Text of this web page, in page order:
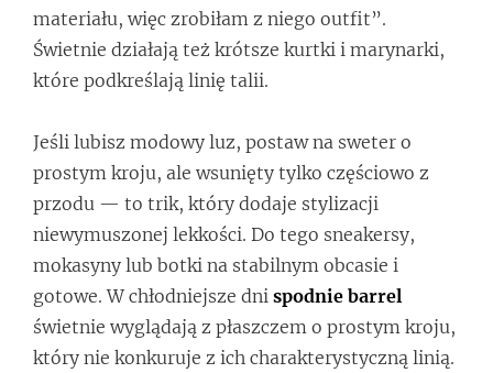
materiału, więc zrobiłam z niego outfit”.
Świetnie działają też krótsze kurtki i marynarki,
które podkreślają linię talii.
Jeśli lubisz modowy luz, postaw na sweter o
prostym kroju, ale wsunięty tylko częściowo z
przodu — to trik, który dodaje stylizacji
niewymuszonej lekkości. Do tego sneakersy,
mokasyny lub botki na stabilnym obcasie i
gotowe. W chłodniejsze dni spodnie barrel
świetnie wyglądają z płaszczem o prostym kroju,
który nie konkuruje z ich charakterystyczną linią.